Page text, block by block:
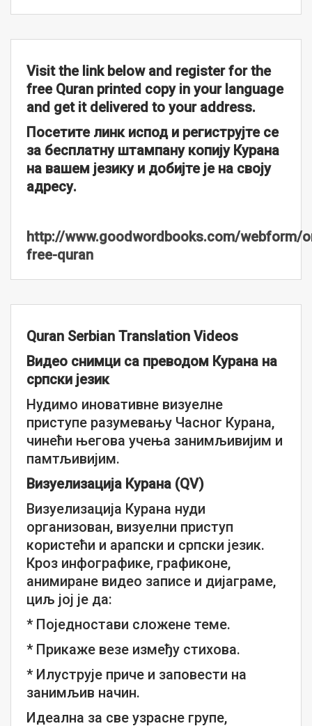
Visit the link below and register for the
free Quran printed copy in your language
and get it delivered to your address.
Посетите линк испод и региструјте се
за бесплатну штампану копију Курана
на вашем језику и добијте је на своју
адресу.
http://www.goodwordbooks.com/webform/
free-quran
Quran Serbian Translation Videos
Видео снимци са преводом Курана на
српски језик
Нудимо иновативне визуелне
приступе разумевању Часног Курана,
чинећи његова учења занимљивијим и
памтљивијим.
Визуелизација Курана (QV)
Визуелизација Курана нуди
организован, визуелни приступ
користећи и арапски и српски језик.
Кроз инфографике, графиконе,
анимиране видео записе и дијаграме,
циљ јој је да:
* Поједностави сложене теме.
* Прикаже везе између стихова.
* Илуструје приче и заповести на
занимљив начин.
Идеална за све узрасне групе,